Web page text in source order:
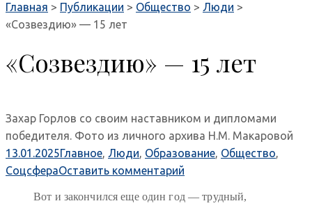
Главная > Публикации > Общество > Люди >
«Созвездию» — 15 лет
«Созвездию» — 15 лет
Захар Горлов со своим наставником и дипломами
победителя. Фото из личного архива Н.М. Макаровой
13.01.2025Главное, Люди, Образование, Общество,
СоцсфераОставить комментарий
Вот и закончился еще один год — трудный,